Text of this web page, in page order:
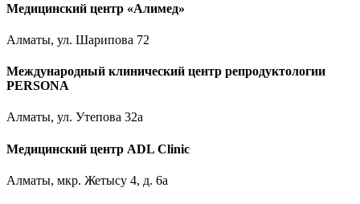
Медицинский центр «Алимед»
Алматы, ул. Шарипова 72
Международный клинический центр репродуктологии
PERSONA
Алматы, ул. Утепова 32а
Медицинский центр ADL Clinic
Алматы, мкр. Жетысу 4, д. 6а